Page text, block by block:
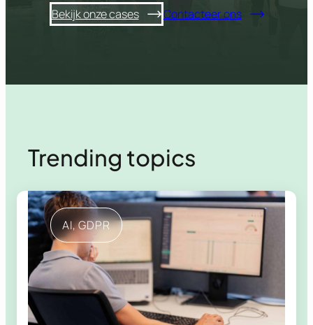
Bekijk onze cases Contacteer ons
Trending topics
AI, GDPR